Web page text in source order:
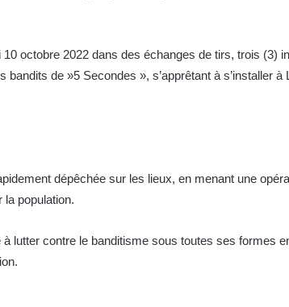
octobre 2022 dans des échanges de tirs, trois (3)
de »5 Secondes », s’apprêtant à s’installer
dépêchée sur les lieux, en menant une
la population.
à lutter contre le banditisme sous toutes ses formes